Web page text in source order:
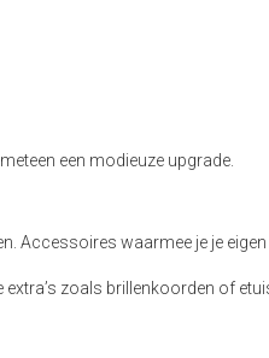
een modieuze upgrade.
Accessoires waarmee je je
zoals brillenkoorden of